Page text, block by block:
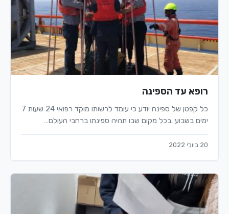
רופא עד הספינה
כל קפטן של ספינה יודע כי עומד לרשותו מוקד רפואי 24 שעות 7
ימים בשבוע .בכל מקום שבו תהיה ספינתו ברחבי העולם…
20 ביולי 2022